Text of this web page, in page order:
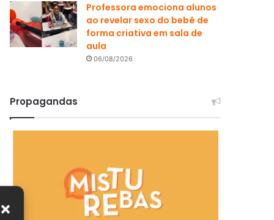
Professora emociona alunos
ao revelar sexo do bebê de
forma criativa em sala de
aula
06/08/2026
Propagandas